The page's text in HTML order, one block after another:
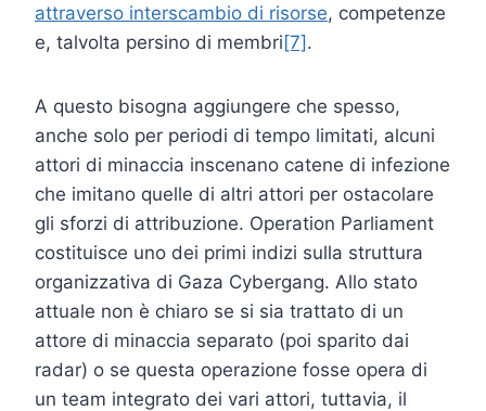
attraverso interscambio di risorse, competenze
e, talvolta persino di membri[7].
A questo bisogna aggiungere che spesso,
anche solo per periodi di tempo limitati, alcuni
attori di minaccia inscenano catene di infezione
che imitano quelle di altri attori per ostacolare
gli sforzi di attribuzione. Operation Parliament
costituisce uno dei primi indizi sulla struttura
organizzativa di Gaza Cybergang. Allo stato
attuale non è chiaro se si sia trattato di un
attore di minaccia separato (poi sparito dai
radar) o se questa operazione fosse opera di
un team integrato dei vari attori, tuttavia, il